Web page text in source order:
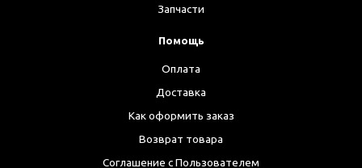
Запчасти
Помощь
Оплата
Доставка
Как оформить заказ
Возврат товара
Соглашение с Пользователем